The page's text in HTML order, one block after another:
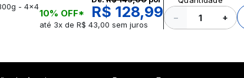
- 4x4
10% OFF* R$ 128,99
até 3x de R$ 43,00 sem juros
− +